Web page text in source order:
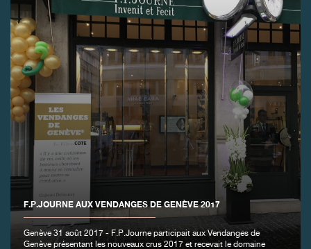
F.P.JOURNE AUX VENDANGES DE GENÈVE 2017
Genève 31 août 2017 - F.P.Journe participait aux Vendanges de
Genève présentant les nouveaux crus 2017 et recevait le domaine